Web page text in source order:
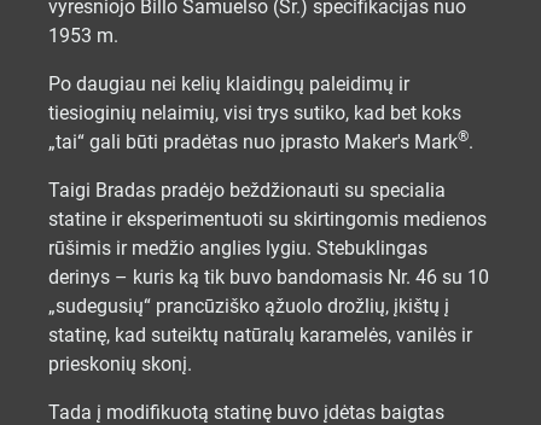
vyresniojo Billo Samuelso (Sr.) specifikacijas nuo
1953 m.
Po daugiau nei kelių klaidingų paleidimų ir
tiesioginių nelaimių, visi trys sutiko, kad bet koks
„tai“ gali būti pradėtas nuo įprasto Maker's Mark®.
Taigi Bradas pradėjo beždžionauti su specialia
statine ir eksperimentuoti su skirtingomis medienos
rūšimis ir medžio anglies lygiu. Stebuklingas
derinys – kuris ką tik buvo bandomasis Nr. 46 su 10
„sudegusių“ prancūziško ąžuolo drožlių, įkištų į
statinę, kad suteiktų natūralų karamelės, vanilės ir
prieskonių skonį.
Tada į modifikuotą statinę buvo įdėtas baigtas